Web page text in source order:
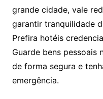
grande cidade, vale
garantir tranquilidade
Prefira hotéis
Guarde bens pessoais
de forma segura e
emergência.